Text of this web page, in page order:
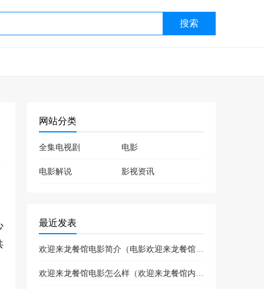
搜索
网站分类
全集电视剧 电影
电影解说 影视资讯
最近发表